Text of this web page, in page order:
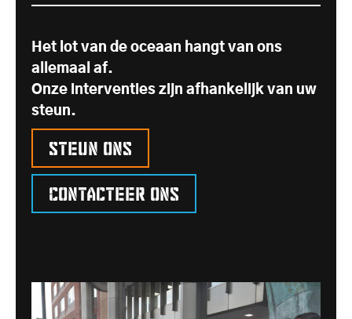
Het lot van de oceaan hangt van ons
allemaal af.
Onze interventies zijn afhankelijk van uw
steun.
Steun ons
Contacteer ons